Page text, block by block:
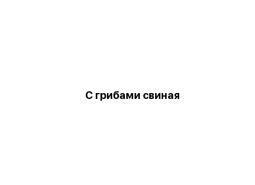
С грибами свиная